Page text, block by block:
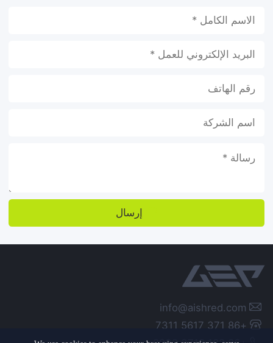
إرسال

info@aishred.com
+86 371 5617 7311